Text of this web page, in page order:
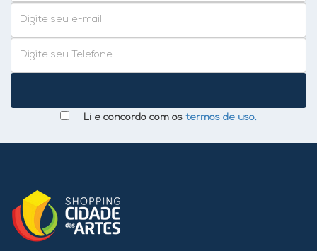
Li e concordo com os termos de uso.